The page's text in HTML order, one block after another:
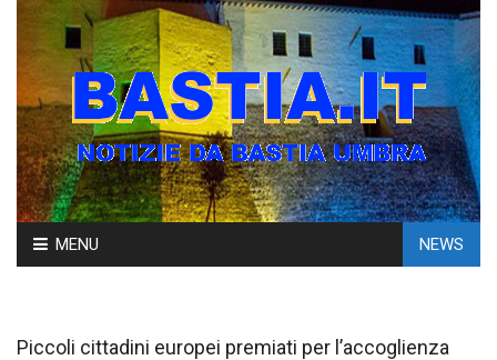
Skip
to
MENU NEWS
Piccoli cittadini europei premiati per l’accoglienza